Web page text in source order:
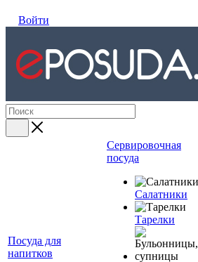
Войти
Посуда для
напитков
Сервировочная
посуда
Салатники
Тарелки